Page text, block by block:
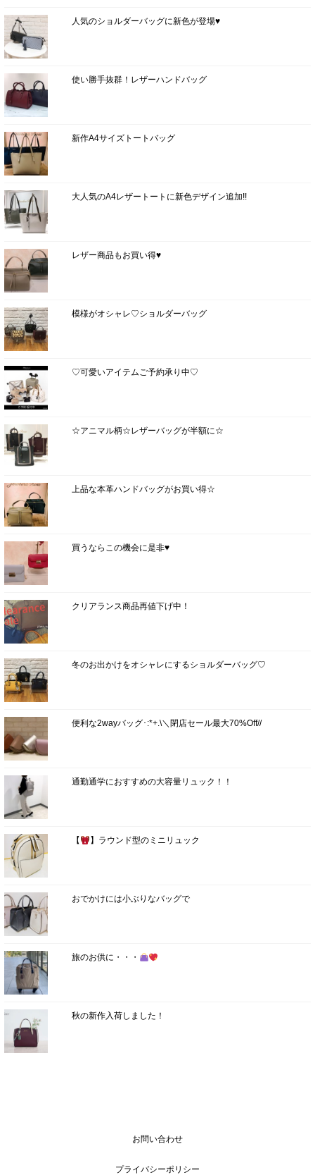
人気のショルダーバッグに新色が登場♥
使い勝手抜群！レザーハンドバッグ
新作A4サイズトートバッグ
大人気のA4レザートートに新色デザイン追加!!
レザー商品もお買い得♥
模様がオシャレ♡ショルダーバッグ
♡可愛いアイテムご予約承り中♡
☆アニマル柄☆レザーバッグが半額に☆
上品な本革ハンドバッグがお買い得☆
買うならこの機会に是非♥
クリアランス商品再値下げ中！
冬のお出かけをオシャレにするショルダーバッグ♡
便利な2wayバッグ･:*+.\＼閉店セール最大70%Off//
通勤通学におすすめの大容量リュック！！
【 】ラウンド型のミニリュック
おでかけには小ぶりなバッグで
旅のお供に・・・
秋の新作入荷しました！
お問い合わせ
プライバシーポリシー